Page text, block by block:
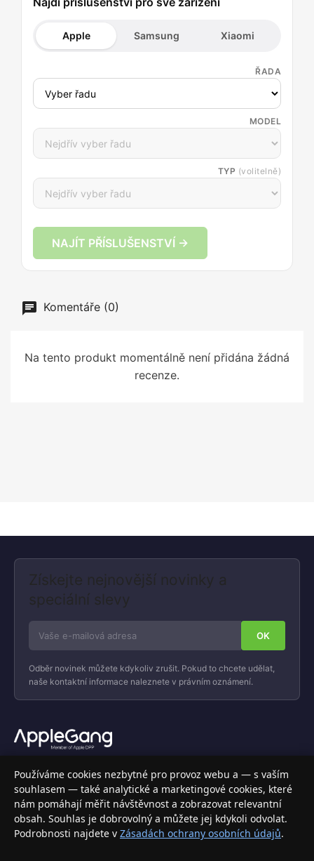
Apple Samsung Xiaomi
ŘADA
MODEL
TYP (volitelně)
NAJÍT PŘÍSLUŠENSTVÍ →
Komentáře (0)
Na tento produkt momentálně není přidána žádná
recenze.
Získejte nejnovější novinky a
speciální slevy
Odběr novinek můžete kdykoliv zrušit. Pokud to chcete udělat,
naše kontaktní informace naleznete v právním oznámení.
Váš specializovaný obchod s Apple produkty, příslušenstvím a
elektronikou. Nakupujte bezpečně a s jistotou.
INFORMACE
Doprava a doručení
Používáme cookies nezbytné pro provoz webu a — s vaším
souhlasem — také analytické a marketingové cookies, které
nám pomáhají měřit návštěvnost a zobrazovat relevantní
obsah. Souhlas je dobrovolný a můžete jej kdykoli odvolat.
Podrobnosti najdete v Zásadách ochrany osobních údajů.